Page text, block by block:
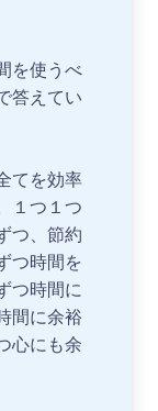
を使うべ
答えてい
てを効率
１つ１つ
つ、節約
つ時間を
つ時間に
間に余裕
心にも余